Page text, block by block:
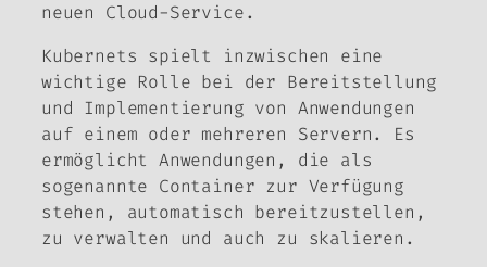
neuen Cloud-Service.
Kubernets spielt inzwischen eine
wichtige Rolle bei der Bereitstellung
und Implementierung von Anwendungen
auf einem oder mehreren Servern. Es
ermöglicht Anwendungen, die als
sogenannte Container zur Verfügung
stehen, automatisch bereitzustellen,
zu verwalten und auch zu skalieren.